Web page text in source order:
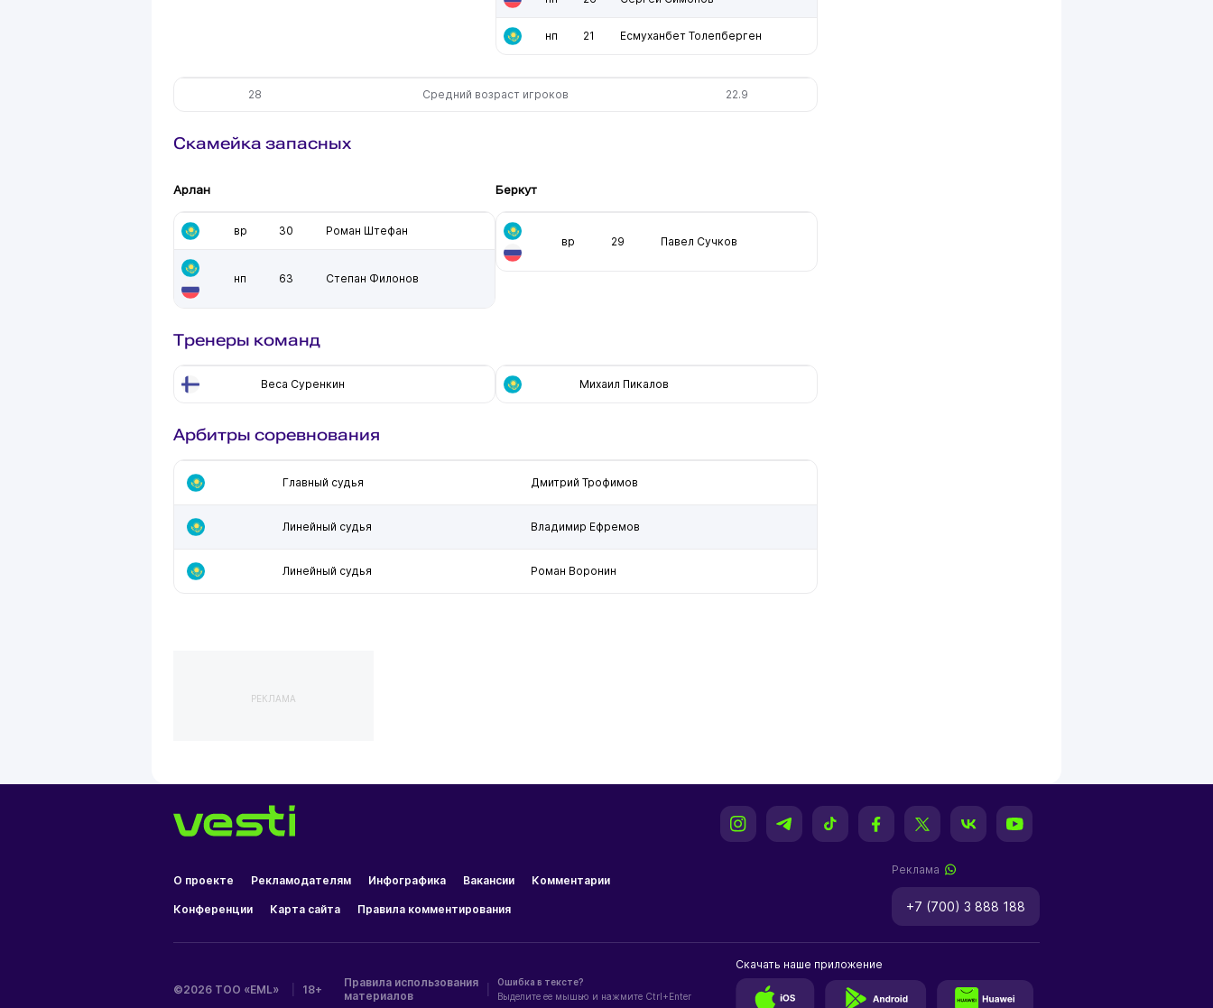
нп 21 Есмуханбет Толепберген
28 Средний возраст игроков 22.9
Скамейка запасных
Арлан
вр 30 Роман Штефан
нп 63 Степан Филонов
Беркут
вр 29 Павел Сучков
Тренеры команд
Веса Суренкин Михаил Пикалов
Арбитры соревнования
Главный судья Дмитрий Трофимов
Линейный судья Владимир Ефремов
Линейный судья Роман Воронин
РЕКЛАМА
О проекте Рекламодателям Инфографика Вакансии Комментарии
Конференции Карта сайта Правила комментирования
Реклама
+7 (700) 3 888 188
©2026 ТОО «EML» 18+
Правила использования
материалов
Ошибка в тексте?
Выделите ее мышью и нажмите Ctrl+Enter
Скачать наше приложение